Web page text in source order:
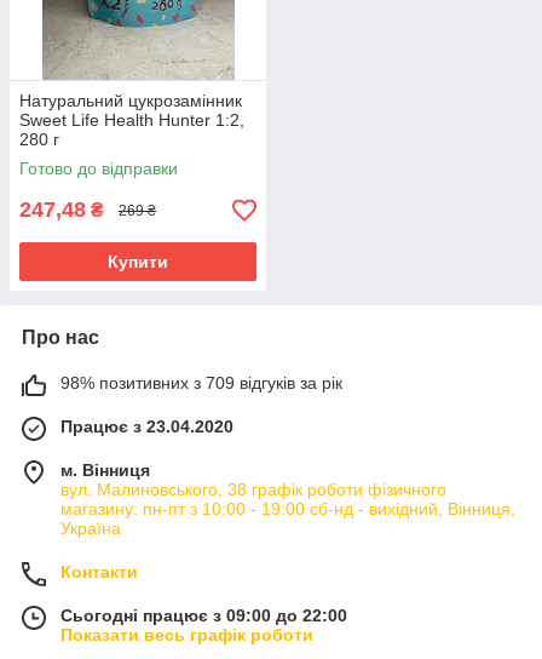
Натуральний цукрозамінник
Sweet Life Health Hunter 1:2,
280 г
Готово до відправки
247,48 ₴ 269 ₴
Купити
Про нас
98% позитивних з 709 відгуків за рік
Працює з 23.04.2020
м. Вінниця
вул. Малиновського, 38 графік роботи фізичного
магазину: пн-пт з 10:00 - 19:00 сб-нд - вихідний, Вінниця,
Україна
Контакти
Сьогодні працює з 09:00 до 22:00
Показати весь графік роботи